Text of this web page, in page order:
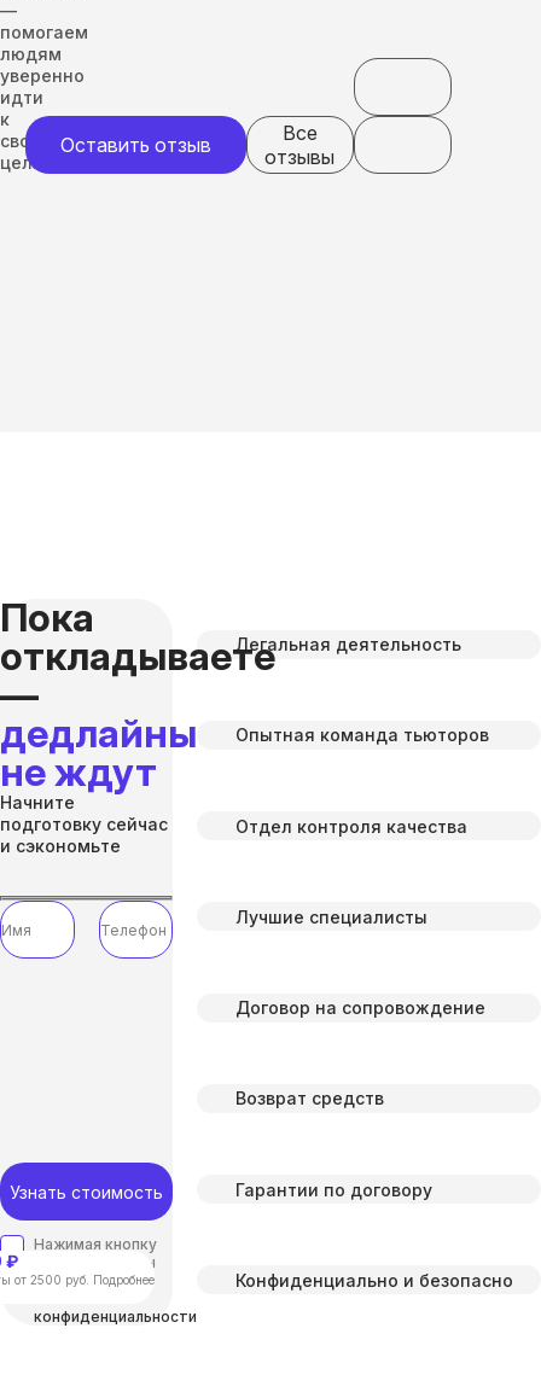
—
помогаем
людям
уверенно
идти
к
своим
целям
Оставить отзыв
Все
отзывы
Пока
откладываете
—
дедлайны
не ждут
Начните
подготовку сейчас
и сэкономьте
Узнать стоимость
Нажимая кнопку
“отправить”, вы
соглашаетесь с
конфиденциальности
₽
от 2500 руб. Подробнее
Легальная деятельность
Опытная команда тьюторов
Отдел контроля качества
Лучшие специалисты
Договор на сопровождение
Возврат средств
Гарантии по договору
Конфиденциально и безопасно